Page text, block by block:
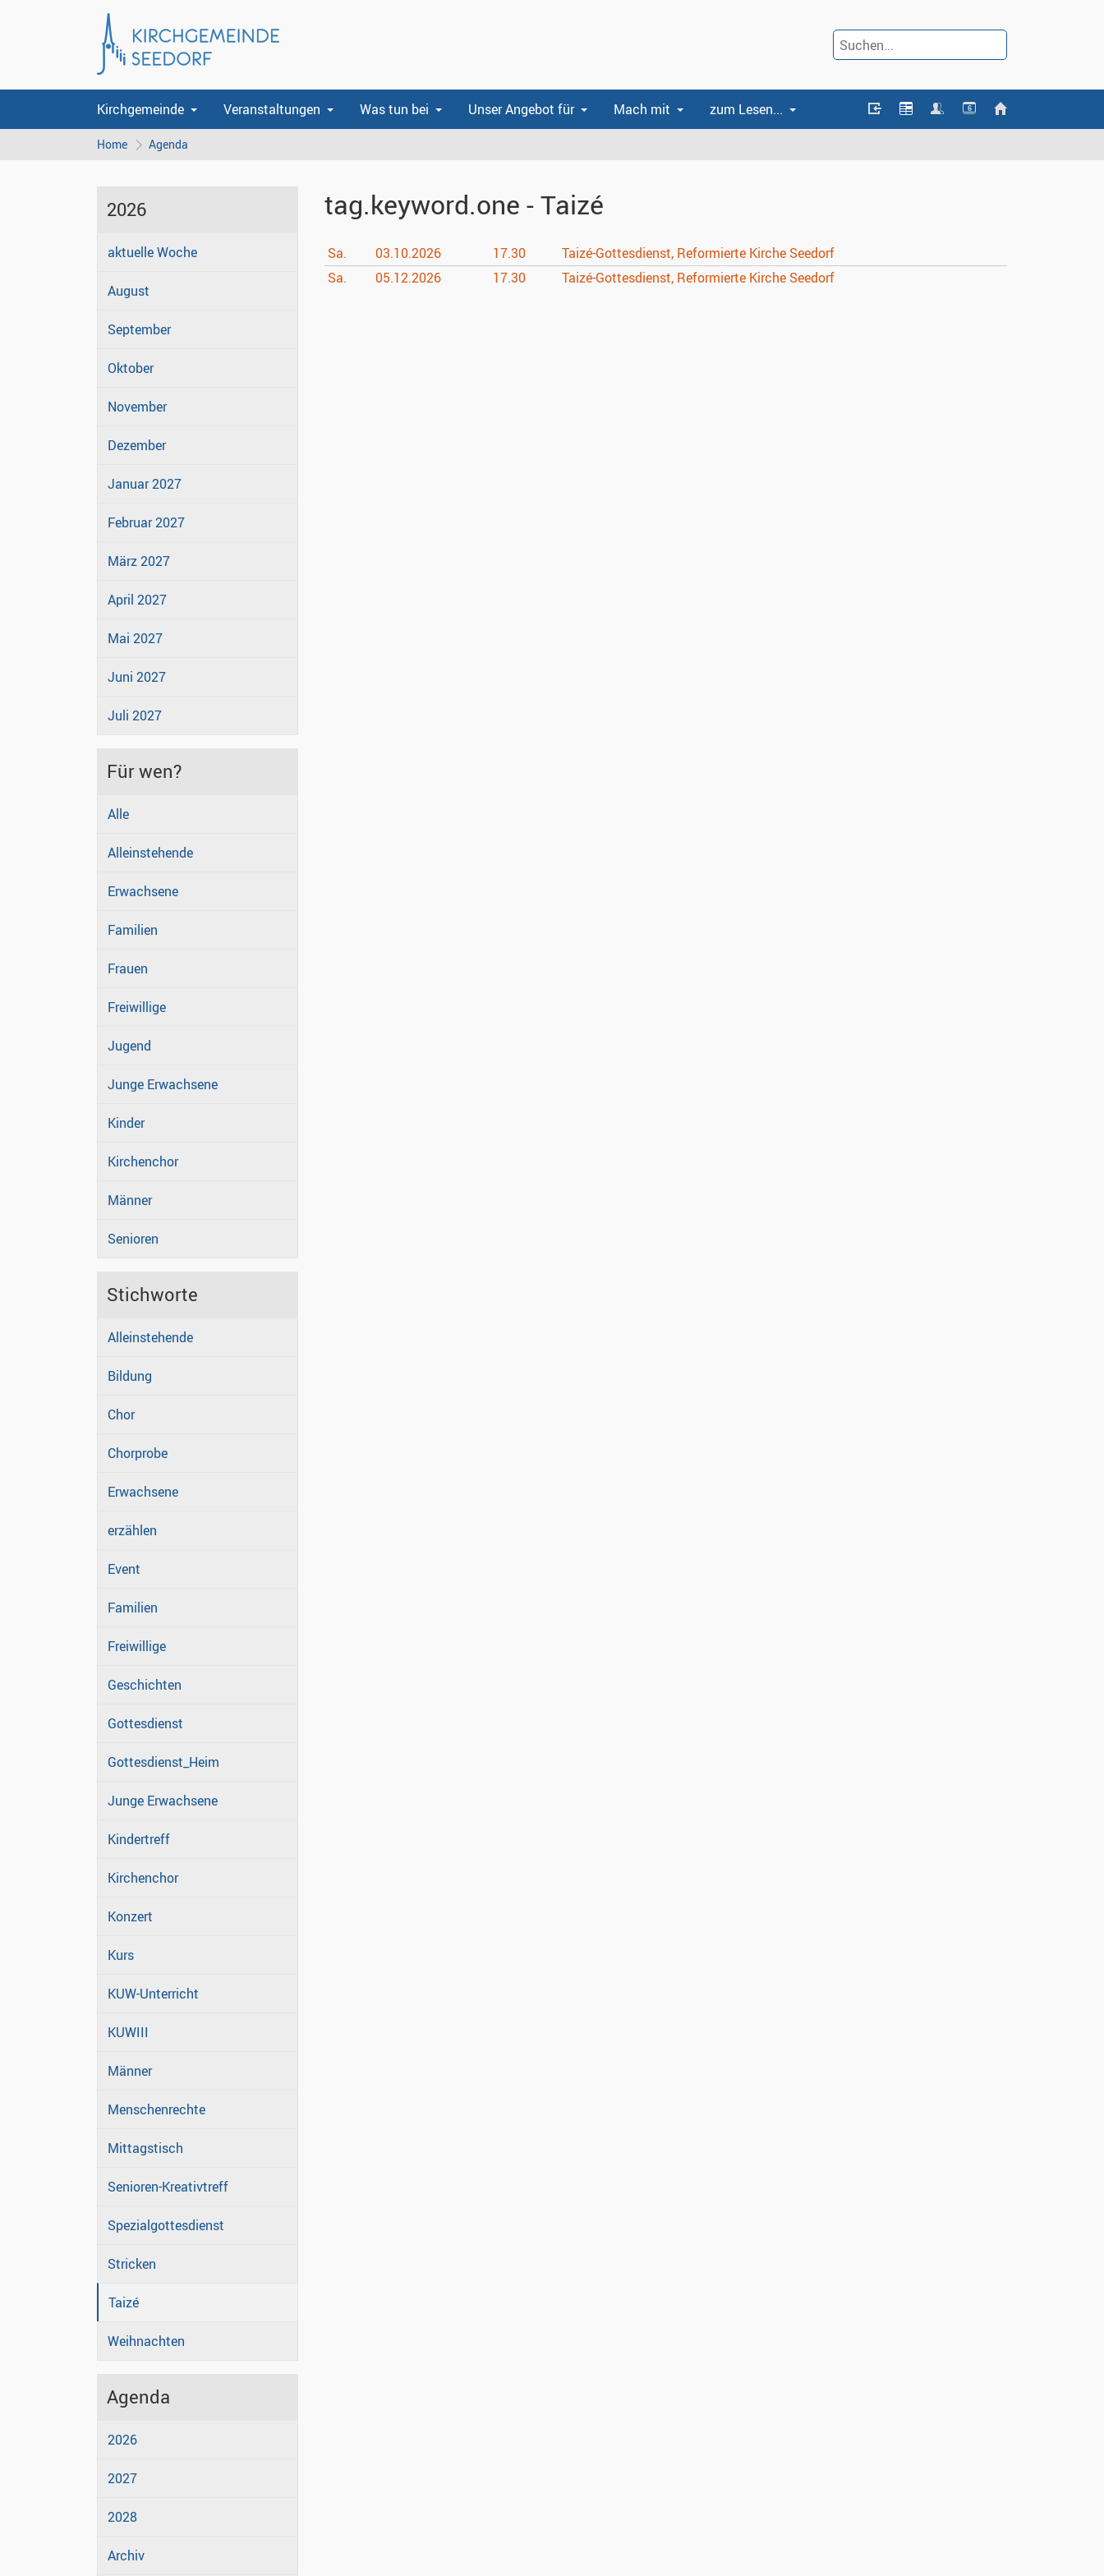
6
Kirchgemeinde Veranstaltungen Was tun bei Unser Angebot für Mach mit zum Lesen...
Home Agenda
2026
aktuelle Woche
August
September
Oktober
November
Dezember
Januar 2027
Februar 2027
März 2027
April 2027
Mai 2027
Juni 2027
Juli 2027
Für wen?
Alle
Alleinstehende
Erwachsene
Familien
Frauen
Freiwillige
Jugend
Junge Erwachsene
Kinder
Kirchenchor
Männer
Senioren
Stichworte
Alleinstehende
Bildung
Chor
Chorprobe
Erwachsene
erzählen
Event
Familien
Freiwillige
Geschichten
Gottesdienst
Gottesdienst_Heim
Junge Erwachsene
Kindertreff
Kirchenchor
Konzert
Kurs
KUW-Unterricht
KUWIII
Männer
Menschenrechte
Mittagstisch
Senioren-Kreativtreff
Spezialgottesdienst
Stricken
Taizé
Weihnachten
Agenda
2026
2027
2028
Archiv
tag.keyword.one - Taizé
Sa. 03.10.2026 17.30
Taizé-Gottesdienst, Reformierte Kirche Seedorf
Sa.
05.12.2026 17.30 Taizé-Gottesdienst, Reformierte Kirche Seedorf